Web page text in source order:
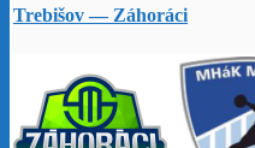
Trebišov — Záhoráci